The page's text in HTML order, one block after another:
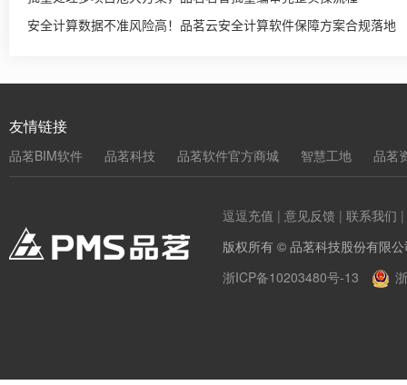
安全计算数据不准风险高！品茗云安全计算软件保障方案合规落地
友情链接
品茗BIM软件 品茗科技 品茗软件官方商城 智慧工地 品茗
逗逗充值 | 意见反馈 | 联系我们 |
版权所有 © 品茗科技股份有限
浙ICP备10203480号-13